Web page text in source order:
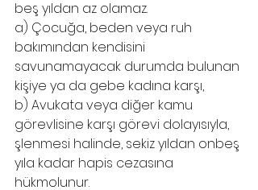
beş yıldan az olamaz.
a) Çocuğa, beden veya ruh
bakımından kendisini
savunamayacak durumda bulunan
kişiye ya da gebe kadına karşı,
b) Avukata veya diğer kamu
görevlisine karşı görevi dolayısıyla,
şlenmesi halinde, sekiz yıldan onbeş
yıla kadar hapis cezasına
hükmolunur.